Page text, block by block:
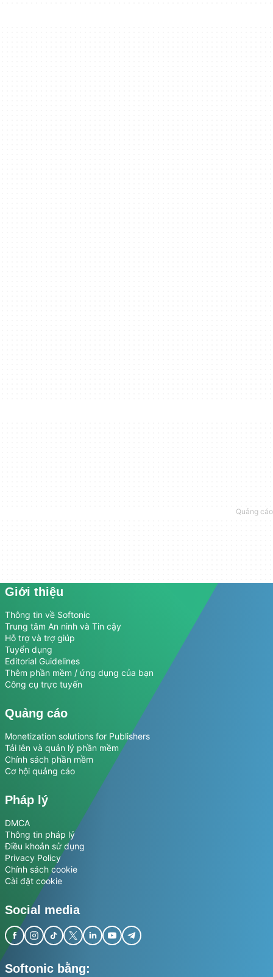
Giới thiệu
Thông tin về Softonic
Trung tâm An ninh và Tin cậy
Hỗ trợ và trợ giúp
Tuyển dụng
Editorial Guidelines
Thêm phần mềm / ứng dụng của bạn
Công cụ trực tuyến
Quảng cáo
Monetization solutions for Publishers
Tải lên và quản lý phần mềm
Chính sách phần mềm
Cơ hội quảng cáo
Pháp lý
DMCA
Thông tin pháp lý
Điều khoản sử dụng
Privacy Policy
Chính sách cookie
Cài đặt cookie
Social media
Softonic bằng: